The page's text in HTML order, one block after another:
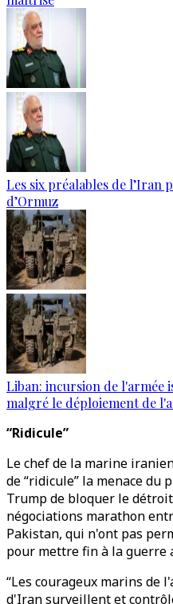
Les six préalables de l’Iran
d’Ormuz
Liban: incursion de l'armée
malgré le déploiement de
“Ridicule”
Le chef de la marine
de “ridicule” la menace du
Trump de bloquer le
négociations marathon
Pakistan, qui n'ont pas
pour mettre fin à la guerre
“Les courageux marins de
d'Iran surveillent et